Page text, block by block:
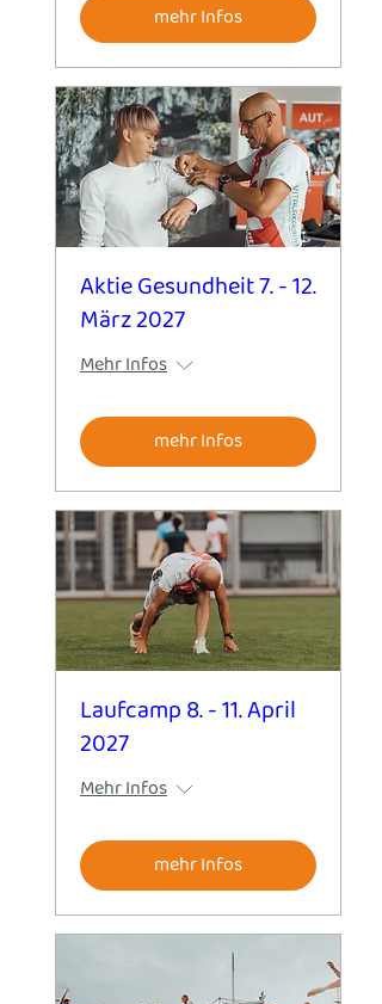
mehr Infos
Aktie Gesundheit 7. - 12.
März 2027
Mehr Infos
mehr Infos
Laufcamp 8. - 11. April
2027
Mehr Infos
mehr Infos